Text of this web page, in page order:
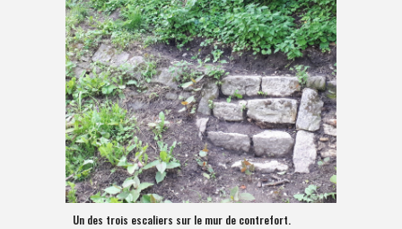
Un des trois escaliers sur le mur de contrefort.